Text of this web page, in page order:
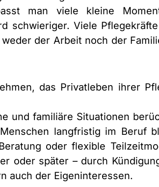
man viele kleine
schwieriger. Viele
der Arbeit noch der
das Privatleben ihrer
und familiäre Situationen
langfristig im Beruf
oder flexible
oder später – durch
auch der Eigeninteressen.